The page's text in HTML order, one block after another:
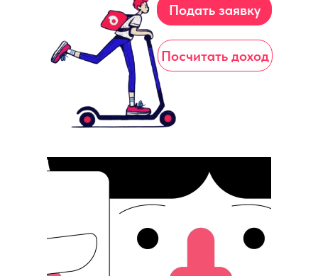
Посчитать доход
Подать заявку